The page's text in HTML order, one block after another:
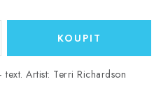
Artist: Terri Richardson